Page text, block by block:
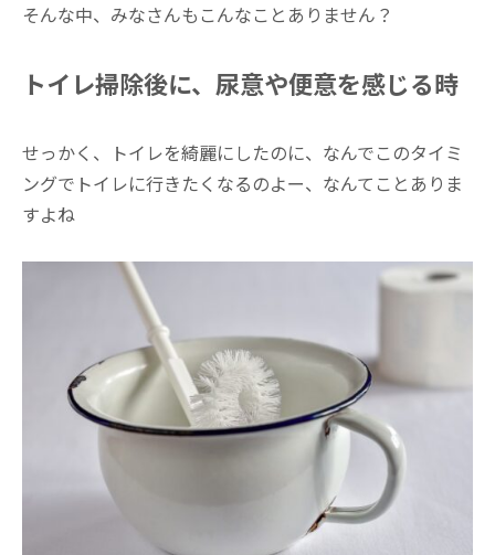
そんな中、みなさんもこんなことありません？
トイレ掃除後に、尿意や便意を感じる時
せっかく、トイレを綺麗にしたのに、なんでこのタイミ
ングでトイレに行きたくなるのよー、なんてことありま
すよね